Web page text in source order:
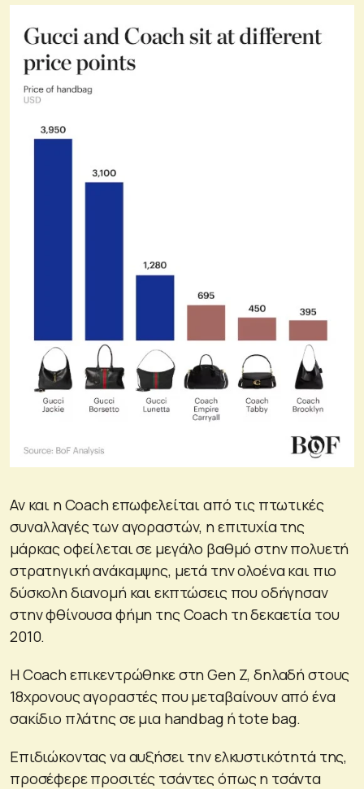
Αν και η Coach επωφελείται από τις πτωτικές
συναλλαγές των αγοραστών, η επιτυχία της
μάρκας οφείλεται σε μεγάλο βαθμό στην πολυετή
στρατηγική ανάκαμψης, μετά την ολοένα και πιο
δύσκολη διανομή και εκπτώσεις που οδήγησαν
στην φθίνουσα φήμη της Coach τη δεκαετία του
2010.
Η Coach επικεντρώθηκε στη Gen Z, δηλαδή στους
18χρονους αγοραστές που μεταβαίνουν από ένα
σακίδιο πλάτης σε μια handbag ή tote bag.
Επιδιώκοντας να αυξήσει την ελκυστικότητά της,
προσέφερε προσιτές τσάντες όπως η τσάντα